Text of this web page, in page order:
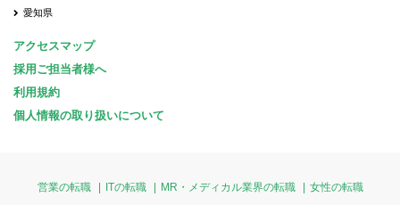
愛知県
アクセスマップ
採用ご担当者様へ
利用規約
個人情報の取り扱いについて
営業の転職 ITの転職 MR・メディカル業界の転職
女性の転職